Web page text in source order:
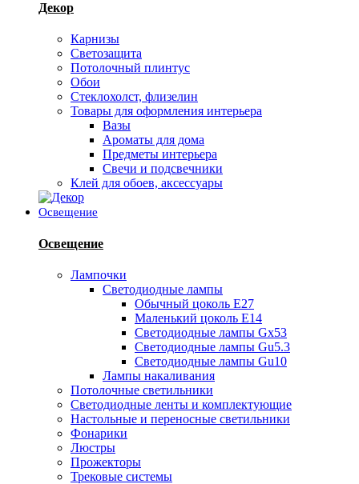
Декор
Карнизы
Светозащита
Потолочный плинтус
Обои
Стеклохолст, флизелин
Товары для оформления интерьера
Вазы
Ароматы для дома
Предметы интерьера
Свечи и подсвечники
Клей для обоев, аксессуары
Освещение
Освещение
Лампочки
Светодиодные лампы
Обычный цоколь Е27
Маленький цоколь Е14
Светодиодные лампы Gx53
Светодиодные лампы Gu5.3
Светодиодные лампы Gu10
Лампы накаливания
Потолочные светильники
Светодиодные ленты и комплектующие
Настольные и переносные светильники
Фонарики
Люстры
Прожекторы
Трековые системы